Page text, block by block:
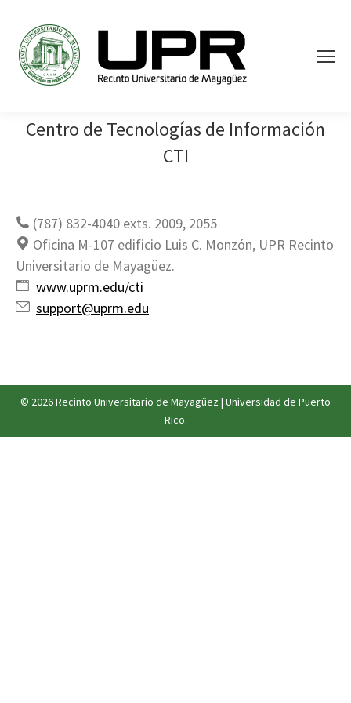
Centro de Tecnologías de Información
CTI
(787) 832-4040 exts. 2009, 2055
Oficina M-107 edificio Luis C. Monzón, UPR Recinto
Universitario de Mayagüez.
www.uprm.edu/cti
support@uprm.edu
© 2026Recinto Universitario de Mayagüez| Universidad de Puerto
Rico.